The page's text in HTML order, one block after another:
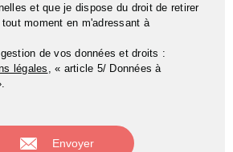
et que je dispose du droit de retirer
moment en m'adressant à
de vos données et droits :
légales , « article 5/ Données à